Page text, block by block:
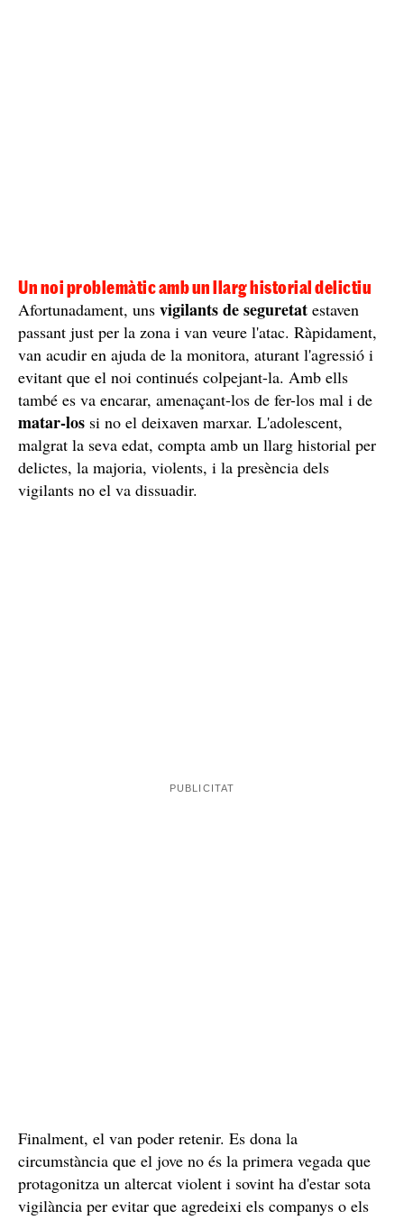
Un noi problemàtic amb un llarg historial delictiu
Afortunadament, uns vigilants de seguretat estaven
passant just per la zona i van veure l'atac. Ràpidament,
van acudir en ajuda de la monitora, aturant l'agressió i
evitant que el noi continués colpejant-la. Amb ells
també es va encarar, amenaçant-los de fer-los mal i de
matar-los si no el deixaven marxar. L'adolescent,
malgrat la seva edat, compta amb un llarg historial per
delictes, la majoria, violents, i la presència dels
vigilants no el va dissuadir.
Finalment, el van poder retenir. Es dona la
circumstància que el jove no és la primera vegada que
protagonitza un altercat violent i sovint ha d'estar sota
vigilància per evitar que agredeixi els companys o els